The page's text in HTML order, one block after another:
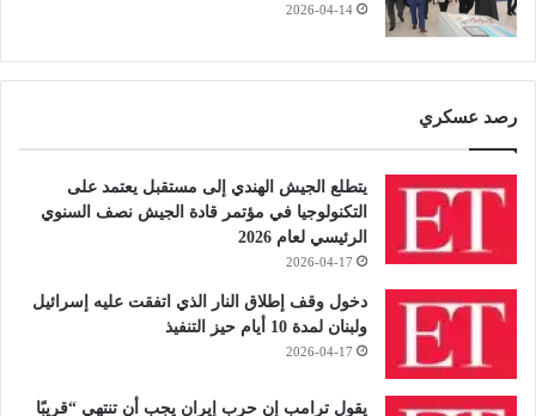
2026-04-14
رصد عسكري
يتطلع الجيش الهندي إلى مستقبل يعتمد على
التكنولوجيا في مؤتمر قادة الجيش نصف السنوي
الرئيسي لعام 2026
2026-04-17
دخول وقف إطلاق النار الذي اتفقت عليه إسرائيل
ولبنان لمدة 10 أيام حيز التنفيذ
2026-04-17
يقول ترامب إن حرب إيران يجب أن تنتهي “قريبًا